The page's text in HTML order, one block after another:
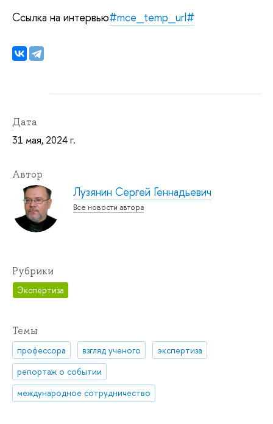
Ссылка на интервью#mce_temp_url#
Дата
31 мая, 2024 г.
Автор
Лузянин Сергей Геннадьевич
Все новости автора
Рубрики
Экспертиза
Темы
профессора взгляд ученого
экспертиза
репортаж о событии
международное сотрудничество